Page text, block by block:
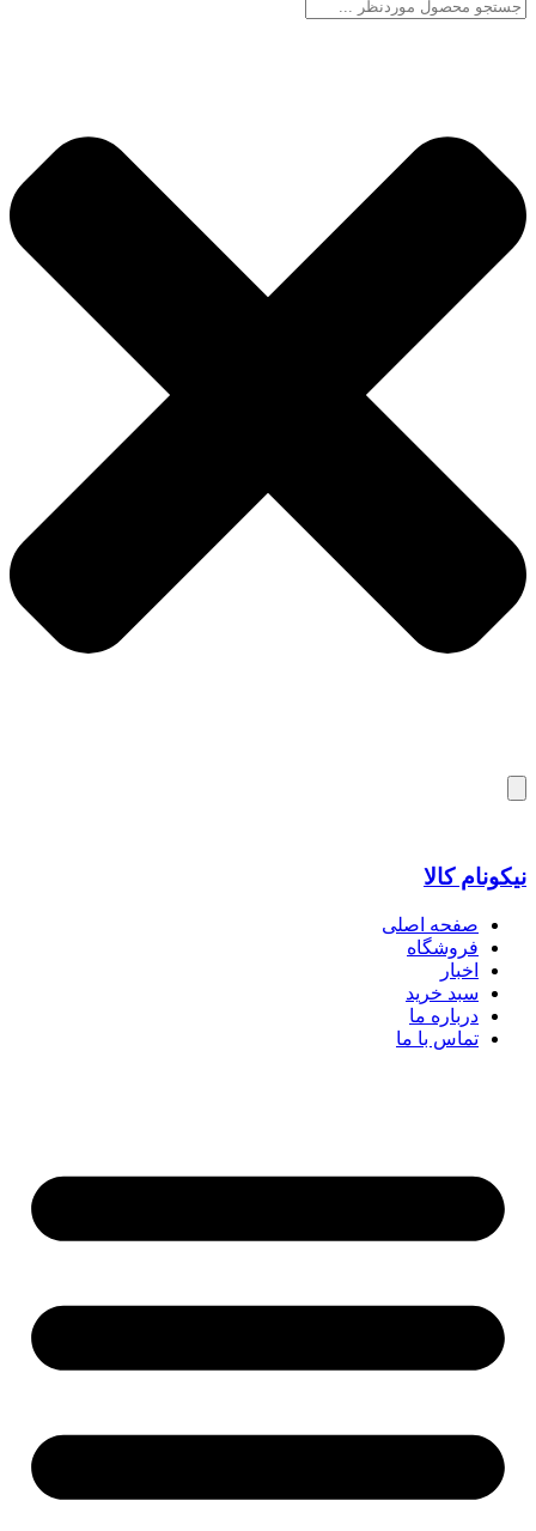
نیکونام کالا
صفحه اصلی
فروشگاه
اخبار
سبد خرید
درباره ما
تماس با ما